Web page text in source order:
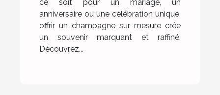
ce soit pour un mariage, un
anniversaire ou une célébration unique,
offrir un champagne sur mesure crée
un souvenir marquant et raffiné.
Découvrez...